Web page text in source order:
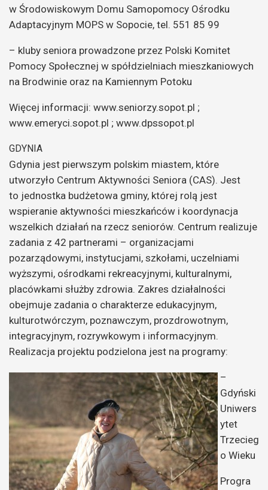
w Środowiskowym Domu Samopomocy Ośrodku
Adaptacyjnym MOPS w Sopocie, tel. 551 85 99
– kluby seniora prowadzone przez Polski Komitet
Pomocy Społecznej w spółdzielniach mieszkaniowych
na Brodwinie oraz na Kamiennym Potoku
Więcej informacji: www.seniorzy.sopot.pl ;
www.emeryci.sopot.pl ; www.dpssopot.pl
GDYNIA
Gdynia jest pierwszym polskim miastem, które
utworzyło Centrum Aktywności Seniora (CAS). Jest
to jednostka budżetowa gminy, której rolą jest
wspieranie aktywności mieszkańców i koordynacja
wszelkich działań na rzecz seniorów. Centrum realizuje
zadania z 42 partnerami – organizacjami
pozarządowymi, instytucjami, szkołami, uczelniami
wyższymi, ośrodkami rekreacyjnymi, kulturalnymi,
placówkami służby zdrowia. Zakres działalności
obejmuje zadania o charakterze edukacyjnym,
kulturotwórczym, poznawczym, prozdrowotnym,
integracyjnym, rozrywkowym i informacyjnym.
Realizacja projektu podzielona jest na programy:
–
Gdyński
Uniwers
ytet
Trzecieg
o Wieku
Progra